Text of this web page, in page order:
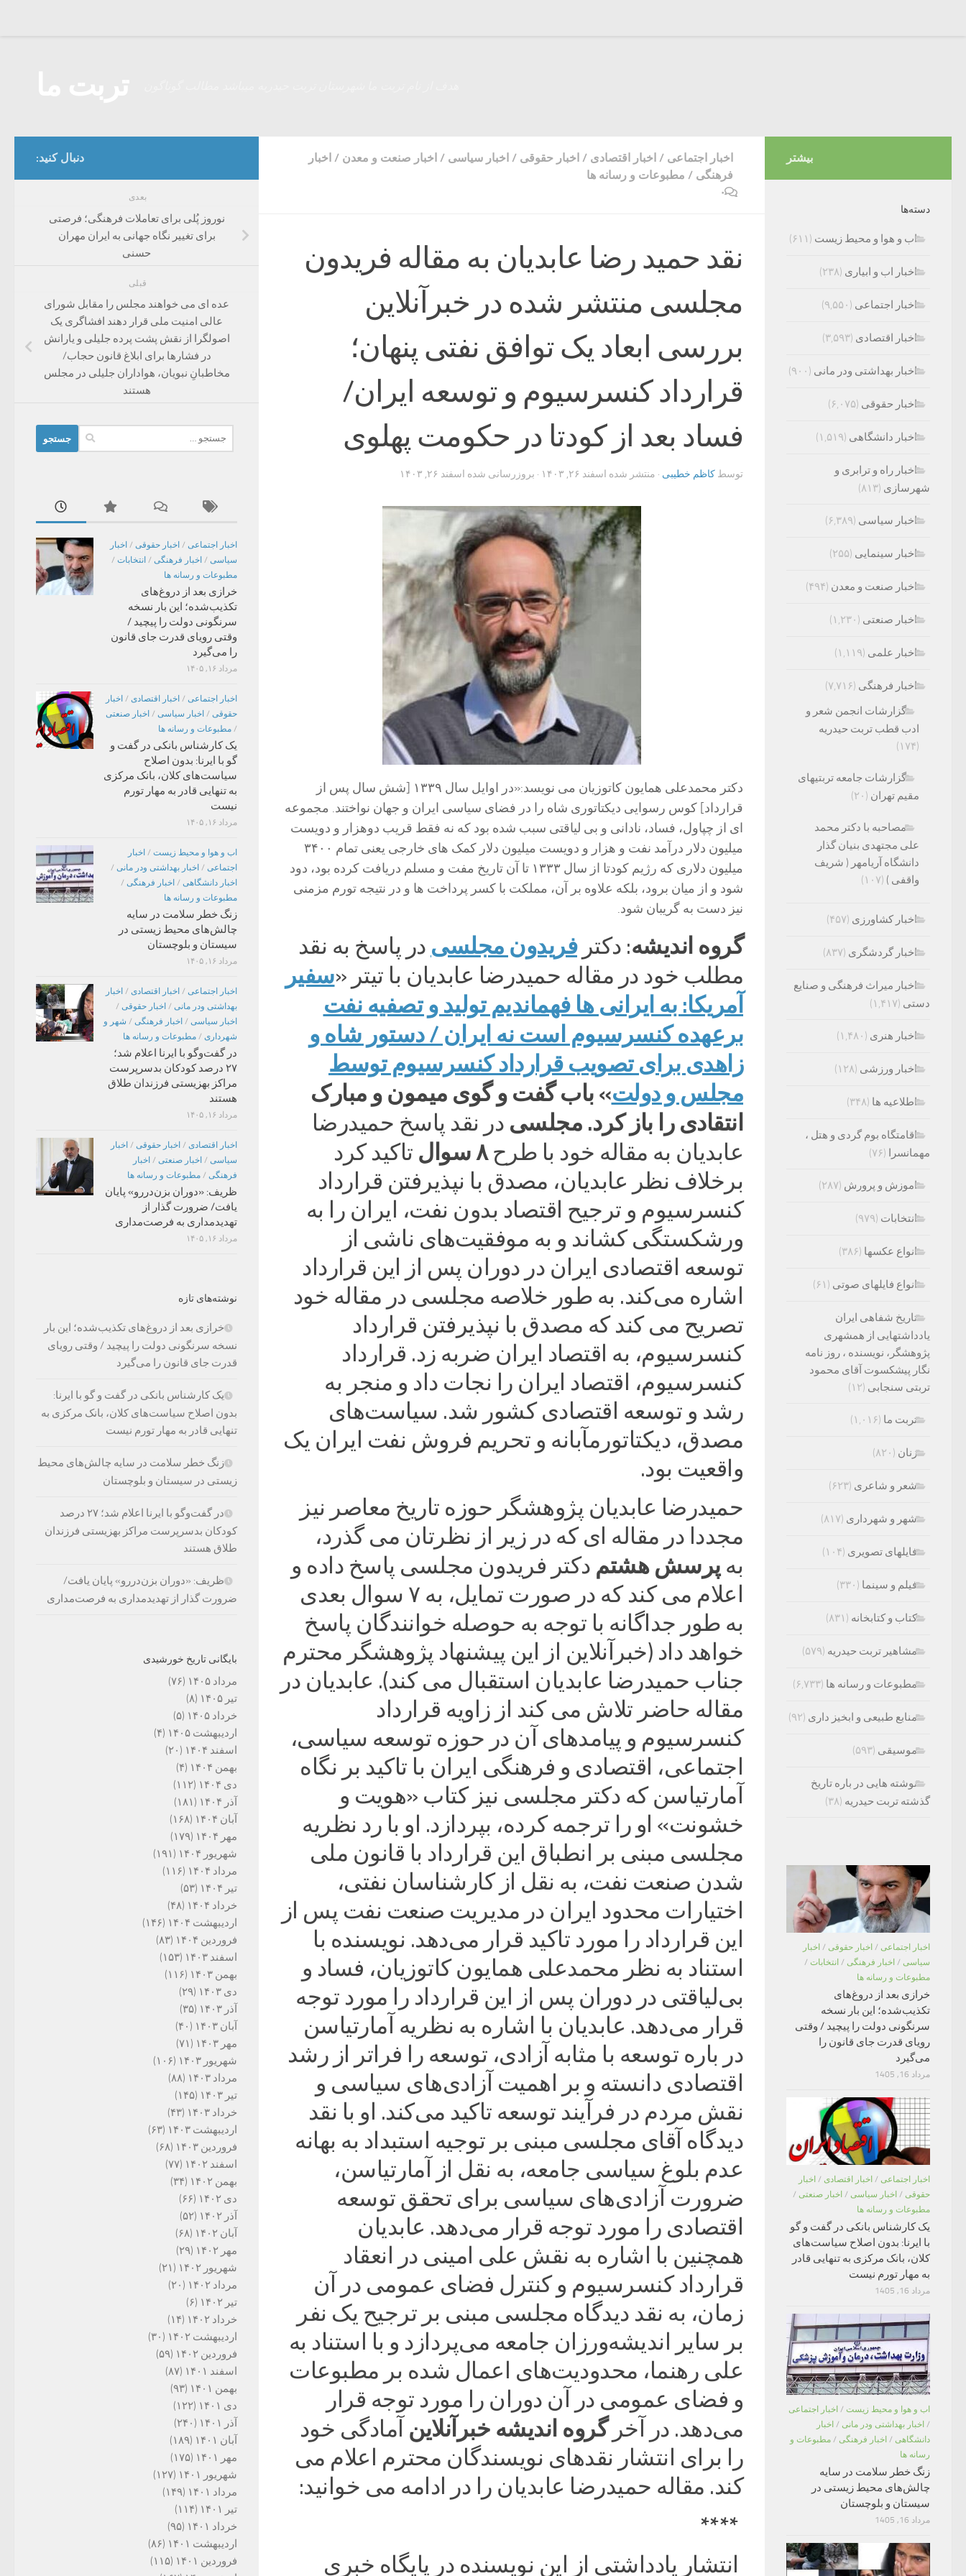
اخبار اجتماعی / اخبار اقتصادی / اخبار حقوقی / اخبار سیاسی / اخبار صنعت و معدن / اخبار
فرهنگی / مطبوعات و رسانه ها
۰
نقد حمید رضا عابدیان به مقاله فریدون
مجلسی منتشر شده در خبرآنلاین
بررسی ابعاد یک توافق نفتی پنهان؛
قرارداد کنسرسیوم و توسعه ایران/
فساد بعد از کودتا در حکومت پهلوی
توسط کاظم خطیبی · منتشر شده اسفند ۲۶, ۱۴۰۳ · بروزرسانی شده اسفند ۲۶, ۱۴۰۳
دکتر محمدعلی همایون کاتوزیان می نویسد:«در اوایل سال ۱۳۳۹ [شش سال پس از
قرارداد] کوس رسوایی دیکتاتوری شاه را در فضای سیاسی ایران و جهان نواختند. مجموعه
ای از چپاول، فساد، نادانی و بی لیاقتی سبب شده بود که نه فقط قریب دوهزار و دویست
میلیون دلار درآمد نفت و هزار و دویست میلیون دلار کمک های خارجی یعنی تمام ۳۴۰۰
میلیون دلاری که رژیم کودتا از سال ۱۳۳۳ تا آن تاریخ مفت و مسلم دریافت کرده بود، دود
شود و از میان برود، بلکه علاوه بر آن، مملکت با کسر پرداخت ها و در نتیجه تورم مزمنی
نیز دست به گریبان شود.
گروه اندیشه: دکترفریدون مجلسی در پاسخ به نقد
مطلب خود در مقاله حمیدرضا عابدیان با تیتر «سفیر
آمریکا: به ایرانی ها فهماندیم تولید و تصفیه نفت
برعهده کنسرسیوم است نه ایران / دستور شاه و
زاهدی برای تصویب قرارداد کنسرسیوم توسط
مجلس و دولت» باب گفت و گوی میمون و مبارک
انتقادی را باز کرد. مجلسی در نقد پاسخ حمیدرضا
عابدیان به مقاله خود با طرح۸ سوال
تاکید کرد
برخلاف نظر عابدیان، مصدق با نپذیرفتن قرارداد
کنسرسیوم و ترجیح اقتصاد بدون نفت، ایران را به
ورشکستگی کشاند و به موفقیت‌های ناشی از
توسعه اقتصادی ایران در دوران پس از این قرارداد
اشاره می‌کند. به طور خلاصه مجلسی در مقاله خود
تصریح می کند که مصدق با نپذیرفتن قرارداد
کنسرسیوم، به اقتصاد ایران ضربه زد. قرارداد
کنسرسیوم، اقتصاد ایران را نجات داد و منجر به
رشد و توسعه اقتصادی کشور شد. سیاست‌های
مصدق، دیکتاتورمآبانه و تحریم فروش نفت ایران یک
واقعیت بود.
حمیدرضا عابدیان پژوهشگر حوزه تاریخ معاصر نیز
مجددا در مقاله ای که در زیر از نظرتان می گذرد،
به پرسش هشتم دکتر فریدون مجلسی پاسخ داده و
اعلام می کند که در صورت تمایل، به ۷ سوال بعدی
به طور جداگانه با توجه به حوصله خوانندگان پاسخ
خواهد داد (خبرآنلاین از این پیشنهاد پژوهشگر محترم
جناب حمیدرضا عابدیان استقبال می کند). عابدیان در
مقاله حاضر تلاش می کند از زاویه قرارداد
کنسرسیوم و پیامدهای آن در حوزه توسعه سیاسی،
اجتماعی، اقتصادی و فرهنگی ایران با تاکید بر نگاه
آمارتیاسن که دکتر مجلسی نیز کتاب «هویت و
خشونت» او را ترجمه کرده، بپردازد. او با رد نظریه
مجلسی مبنی بر انطباق این قرارداد با قانون ملی
شدن صنعت نفت، به نقل از کارشناسان نفتی،
اختیارات محدود ایران در مدیریت صنعت نفت پس از
این قرارداد را مورد تاکید قرار می‌دهد. نویسنده با
استناد به نظر محمدعلی همایون کاتوزیان، فساد و
بی‌لیاقتی در دوران پس از این قرارداد را مورد توجه
قرار می‌دهد. عابدیان با اشاره به نظریه آمارتیاسن
در باره توسعه با مثابه آزادی، توسعه را فراتر از رشد
اقتصادی دانسته و بر اهمیت آزادی‌های سیاسی و
نقش مردم در فرآیند توسعه تاکید می‌کند. او با نقد
دیدگاه آقای مجلسی مبنی بر توجیه استبداد به بهانه
عدم بلوغ سیاسی جامعه، به نقل از آمارتیاسن،
ضرورت آزادی‌های سیاسی برای تحقق توسعه
اقتصادی را مورد توجه قرار می‌دهد. عابدیان
همچنین با اشاره به نقش علی امینی در انعقاد
قرارداد کنسرسیوم و کنترل فضای عمومی در آن
زمان، به نقد دیدگاه مجلسی مبنی بر ترجیح یک نفر
بر سایر اندیشه‌ورزان جامعه می‌پردازد و با استناد به
علی رهنما، محدودیت‌های اعمال شده بر مطبوعات
و فضای عمومی در آن دوران را مورد توجه قرار
می‌دهد. در آخرگروه اندیشه خبرآنلاین آمادگی خود
را برای انتشار نقدهای نویسندگان محترم اعلام می
کند. مقاله حمیدرضا عابدیان را در ادامه می خوانید:
****
انتشار یادداشتی از این نویسنده در پایگاه خبری
دنبال کنید:
بعدی
نوروز پُلی برای تعاملات فرهنگی؛ فرصتی
برای تغییر نگاه جهانی به ایران مهران
حسنی
قبلی
عده ای می خواهند مجلس را مقابل شورای
عالی امنیت ملی قرار دهند افشاگری یک
اصولگرا از نقش پشت پرده جلیلی و یارانش
در فشارها برای ابلاغ قانون حجاب/
مخاطبانِ نبویان، هواداران جلیلی در مجلس
هستند
برای:
اخبار اجتماعی / اخبار حقوقی / اخبار
سیاسی / اخبار فرهنگی / انتخابات /
مطبوعات و رسانه ها
خرازی بعد از دروغ‌های
تکذیب‌شده؛ این بار نسخه
سرنگونی دولت را پیچید /
وقتی رویای قدرت جای قانون
را می‌گیرد
مرداد ۱۶, ۱۴۰۵
اخبار اجتماعی / اخبار اقتصادی / اخبار
حقوقی / اخبار سیاسی / اخبار صنعتی
/ مطبوعات و رسانه ها
یک کارشناس بانکی در گفت و
گو با ایرنا: بدون اصلاح
سیاست‌های کلان، بانک مرکزی
به تنهایی قادر به مهار تورم
نیست
مرداد ۱۶, ۱۴۰۵
اب و هوا و محیط زیست / اخبار
اجتماعی / اخبار بهداشتی ودر مانی /
اخبار دانشگاهی / اخبار فرهنگی /
مطبوعات و رسانه ها
زنگ خطر سلامت در سایه
چالش‌های محیط زیستی در
سیستان و بلوچستان
مرداد ۱۶, ۱۴۰۵
اخبار اجتماعی / اخبار اقتصادی / اخبار
بهداشتی ودر مانی / اخبار حقوقی /
اخبار سیاسی / اخبار فرهنگی / شهر و
شهرداری / مطبوعات و رسانه ها
در گفت‌وگو با ایرنا اعلام شد؛
۲۷ درصد کودکان بدسرپرست
مراکز بهزیستی فرزندان طلاق
هستند
مرداد ۱۶, ۱۴۰۵
اخبار اقتصادی / اخبار حقوقی / اخبار
سیاسی / اخبار صنعتی / اخبار
فرهنگی / مطبوعات و رسانه ها
ظریف: «دوران بزن‌دررو» پایان
یافت/ ضرورت گذار از
تهدیدمداری به فرصت‌مداری
مرداد ۱۶, ۱۴۰۵
نوشته‌های تازه
خرازی بعد از دروغ‌های تکذیب‌شده؛ این بار
نسخه سرنگونی دولت را پیچید / وقتی رویای
قدرت جای قانون را می‌گیرد
یک کارشناس بانکی در گفت و گو با ایرنا:
بدون اصلاح سیاست‌های کلان، بانک مرکزی به
تنهایی قادر به مهار تورم نیست
زنگ خطر سلامت در سایه چالش‌های محیط
زیستی در سیستان و بلوچستان
در گفت‌وگو با ایرنا اعلام شد؛ ۲۷ درصد
کودکان بدسرپرست مراکز بهزیستی فرزندان
طلاق هستند
ظریف: «دوران بزن‌دررو» پایان یافت/
ضرورت گذار از تهدیدمداری به فرصت‌مداری
بایگانی تاریخ خورشیدی
مرداد ۱۴۰۵
(۷۶)
تیر ۱۴۰۵
(۸)
خرداد ۱۴۰۵
(۵)
اردیبهشت ۱۴۰۵
(۴)
اسفند ۱۴۰۴
(۲۰)
بهمن ۱۴۰۴
(۴)
دی ۱۴۰۴
(۱۱۲)
آذر ۱۴۰۴
(۱۸۱)
آبان ۱۴۰۴
(۱۶۸)
مهر ۱۴۰۴
(۱۷۹)
شهریور ۱۴۰۴
(۱۹۱)
مرداد ۱۴۰۴
(۱۱۶)
تیر ۱۴۰۴
(۵۳)
خرداد ۱۴۰۴
(۴۸)
اردیبهشت ۱۴۰۴
(۱۴۶)
فروردین ۱۴۰۴
(۸۳)
اسفند ۱۴۰۳
(۱۵۳)
بهمن ۱۴۰۳
(۱۱۶)
دی ۱۴۰۳
(۲۹)
آذر ۱۴۰۳
(۳۵)
آبان ۱۴۰۳
(۴۰)
مهر ۱۴۰۳
(۷۱)
شهریور ۱۴۰۳
(۱۰۶)
مرداد ۱۴۰۳
(۸۸)
تیر ۱۴۰۳
(۱۴۵)
خرداد ۱۴۰۳
(۴۳)
اردیبهشت ۱۴۰۳
(۶۳)
فروردین ۱۴۰۳
(۶۸)
اسفند ۱۴۰۲
(۷۷)
بهمن ۱۴۰۲
(۳۴)
دی ۱۴۰۲
(۶۶)
آذر ۱۴۰۲
(۵۲)
آبان ۱۴۰۲
(۶۸)
مهر ۱۴۰۲
(۲۹)
شهریور ۱۴۰۲
(۲۱)
مرداد ۱۴۰۲
(۲۰)
تیر ۱۴۰۲
(۶)
خرداد ۱۴۰۲
(۱۴)
اردیبهشت ۱۴۰۲
(۳۰)
فروردین ۱۴۰۲
(۵۹)
اسفند ۱۴۰۱
(۸۷)
بهمن ۱۴۰۱
(۹۳)
دی ۱۴۰۱
(۱۲۲)
آذر ۱۴۰۱
(۲۴۰)
آبان ۱۴۰۱
(۱۸۹)
مهر ۱۴۰۱
(۱۷۵)
شهریور ۱۴۰۱
(۱۲۷)
مرداد ۱۴۰۱
(۱۴۹)
تیر ۱۴۰۱
(۱۱۴)
خرداد ۱۴۰۱
(۹۵)
اردیبهشت ۱۴۰۱
(۸۶)
فروردین ۱۴۰۱
(۱۱۵)
بیشتر
دسته‌ها
اب و هوا و محیط زیست (۶۱۱)
اخبار اب و ابیاری (۲۳۸)
اخبار اجتماعی (۹,۵۵۰)
اخبار اقتصادی (۳,۵۹۳)
اخبار بهداشتی ودر مانی (۹۰۰)
اخبار حقوقی (۶,۰۷۵)
اخبار دانشگاهی (۱,۵۱۹)
اخبار راه و ترابری و
شهرسازی (۸۱۳)
اخبار سیاسی (۶,۳۸۹)
اخبار سینمایی (۲۵۵)
اخبار صنعت و معدن (۴۹۴)
اخبار صنعتی (۱,۲۳۰)
اخبار علمی (۱,۱۱۹)
اخبار فرهنگی (۷,۷۱۶)
گزارشات انجمن شعر و
ادب قطب تربت حیدریه
(۱۷۴)
گزارشات جامعه تربتیهای
مقیم تهران (۲۰)
مصاحبه با دکتر محمد
علی مجتهدی بنیان گذار
دانشگاه آریامهر ( شریف
واقفی ) (۱۰۷)
اخبار کشاورزی (۴۵۷)
اخبار گردشگری (۸۳۷)
اخبار میراث فرهنگی و صنایع
دستی (۱,۴۱۷)
اخبار هنری (۱,۴۸۰)
اخبار ورزشی (۱۲۸)
اطلاعیه ها (۳۴۸)
اقامتگاه بوم گردی و هتل ،
مهمانسرا (۷۶)
اموزش و پرورش (۲۸۷)
انتخابات (۹۷۹)
انواع عکسها (۳۸۶)
انواع فایلهای صوتی (۶۱)
تاریخ شفاهی ایران
یادداشتهایی از همشهری
پژوهشگر، نویسنده ، روز نامه
نگار پیشکسوت آقای محمود
تربتی سنجابی (۱۲)
تربت ما (۱,۰۱۶)
زنان (۸۲۰)
شعر و شاعری (۶۲۳)
شهر و شهرداری (۸۱۷)
فایلهای تصویری (۱۰۴)
فیلم و سینما (۳۳۰)
کتاب و کتابخانه (۸۳۱)
مشاهیر تربت حیدریه (۵۷۹)
مطبوعات و رسانه ها (۶,۷۳۳)
منابع طبیعی و ابخیز داری (۹۲)
موسیقی (۵۹۳)
نوشته هایی در باره تاریخ
گذشته تربت حیدریه (۳۸)
اخبار اجتماعی / اخبار حقوقی / اخبار
سیاسی / اخبار فرهنگی / انتخابات /
مطبوعات و رسانه ها
خرازی بعد از دروغ‌های
تکذیب‌شده؛ این بار نسخه
سرنگونی دولت را پیچید / وقتی
رویای قدرت جای قانون را
می‌گیرد
مرداد 16, 1405
اخبار اجتماعی / اخبار اقتصادی / اخبار
حقوقی / اخبار سیاسی / اخبار صنعتی /
مطبوعات و رسانه ها
یک کارشناس بانکی در گفت و گو
با ایرنا: بدون اصلاح سیاست‌های
کلان، بانک مرکزی به تنهایی قادر
به مهار تورم نیست
مرداد 16, 1405
اب و هوا و محیط زیست / اخبار اجتماعی
/ اخبار بهداشتی ودر مانی / اخبار
دانشگاهی / اخبار فرهنگی / مطبوعات و
رسانه ها
زنگ خطر سلامت در سایه
چالش‌های محیط زیستی در
سیستان و بلوچستان
مرداد 16, 1405